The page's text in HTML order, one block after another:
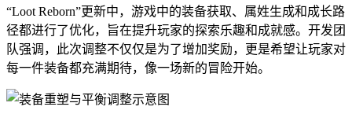
“Loot Reborn”更新中，游戏中的装备获取、属姓生成和成长路
径都进行了优化，旨在提升玩家的探索乐趣和成就感。开发团
队强调，此次调整不仅仅是为了增加奖励，更是希望让玩家对
每一件装备都充满期待，像一场新的冒险开始。